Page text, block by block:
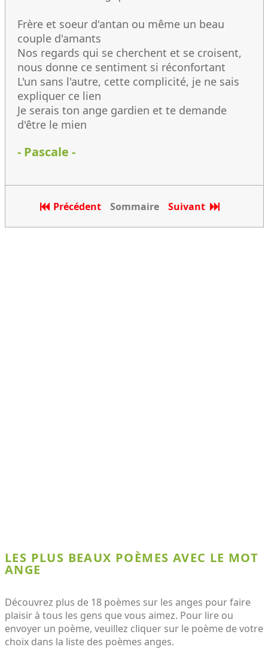
Frère et soeur d'antan ou même un beau
couple d'amants
Nos regards qui se cherchent et se croisent,
nous donne ce sentiment si réconfortant
L'un sans l'autre, cette complicité, je ne sais
expliquer ce lien
Je serais ton ange gardien et te demande
d'être le mien
- Pascale -
Précédent Sommaire Suivant
LES PLUS BEAUX POÈMES AVEC LE MOT
ANGE
Découvrez plus de 18 poèmes sur les anges pour faire
plaisir à tous les gens que vous aimez. Pour lire ou
envoyer un poème, veuillez cliquer sur le poème de votre
choix dans la liste des poèmes anges.